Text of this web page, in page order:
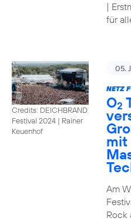
|
für
Credits: DEICHBRAND
Festival 2024 | Rainer
Keuenhof
05.
NETZ
O2
mit
Am
Rock